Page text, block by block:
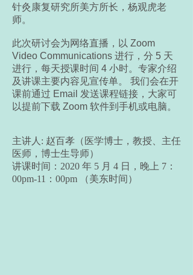
针灸康复研究所美方所长，杨观虎老
师。
此次研讨会为网络直播，以 Zoom
Video Communications 进行，分 5 天
进行，每天授课时间 4 小时。专家介绍
及讲课主要内容见宣传单。 我们会在开
课前通过 Email 发送课程链接，大家可
以提前下载 Zoom 软件到手机或电脑。
主讲人: 赵百孝（医学博士，教授、主任
医师，博士生导师）
讲课时间：2020 年 5 月 4 日，晚上 7：
00pm-11：00pm （美东时间）